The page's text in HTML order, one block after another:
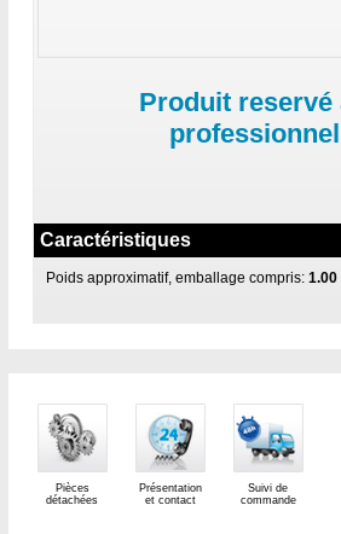
Produit reservé
Caractéristiques
Poids approximatif, emballage compris:1.00
Pièces
détachées
Présentation
et contact
Suivi de
commande